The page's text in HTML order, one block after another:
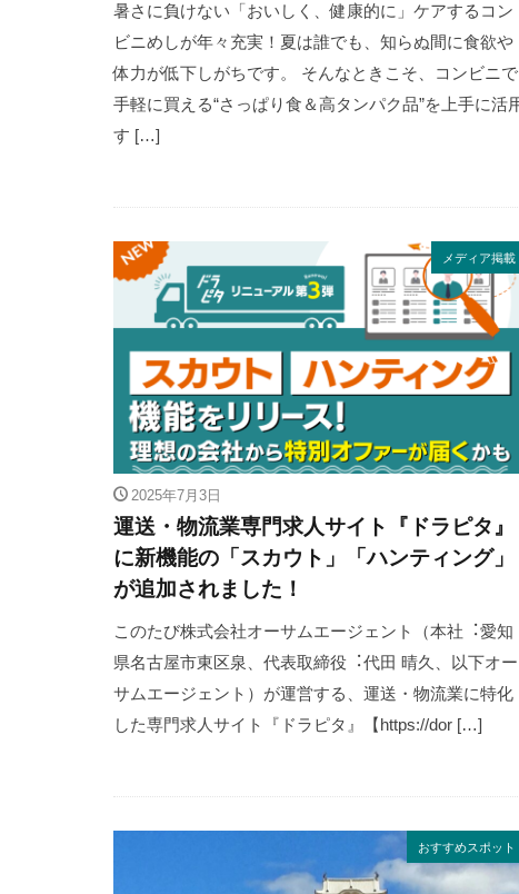
暑さに負けない「おいしく、健康的に」ケアするコン
ビニめしが年々充実！夏は誰でも、知らぬ間に食欲や
体力が低下しがちです。 そんなときこそ、コンビニで
手軽に買える“さっぱり食＆高タンパク品”を上手に活
す […]
メディア掲載
2025年7月3日
運送・物流業専門求人サイト『ドラピタ』
に新機能の「スカウト」「ハンティング」
が追加されました！
このたび株式会社オーサムエージェント（本社︓愛知
県名古屋市東区泉、代表取締役︓代田 晴久、以下オー
サムエージェント）が運営する、運送・物流業に特化
した専⾨求⼈サイト『ドラピタ』【https://dor […]
おすすめスポット